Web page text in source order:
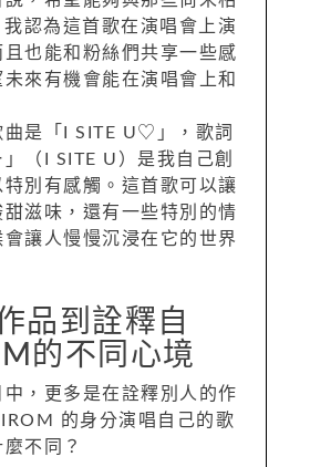
認為這首歌在演唱會上演
也能和粉絲們共享一些感
來有機會能在演唱會上和
曲是「I SITE U♡」，歌詞
（I SITE U）是我自己創
別有感觸。這首歌可以讓
滋味，還有一些特別的情
讓人慢慢沉浸在它的世界
品到詮釋自
的不同心境
，更多是在詮釋別人的作
的身分演唱自己的歌
不同？